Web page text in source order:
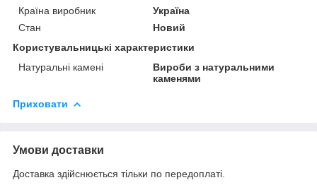
Країна виробник
Україна
Стан
Новий
Користувальницькі характеристики
Натуральні камені
Вироби з натуральними
каменями
Приховати
Умови доставки
Доставка здійснюється тільки по передоплаті.